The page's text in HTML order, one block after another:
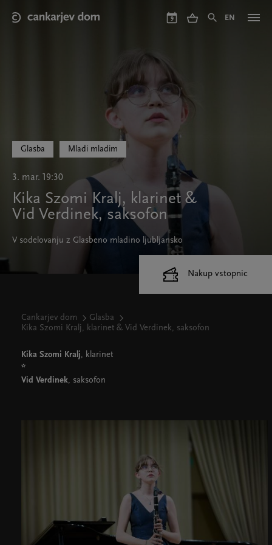
main
9 EN
Glasba Mladi mladim
3. mar. 19:30
Kika Szomi Kralj, klarinet &
Vid Verdinek, saksofon
V sodelovanju z Glasbeno mladino ljubljansko
Cankarjev dom
Glasba
Kika Szomi Kralj, klarinet & Vid Verdinek, saksofon
Kika Szomi Kralj, klarinet
*
Vid Verdinek, saksofon
Nakup vstopnic